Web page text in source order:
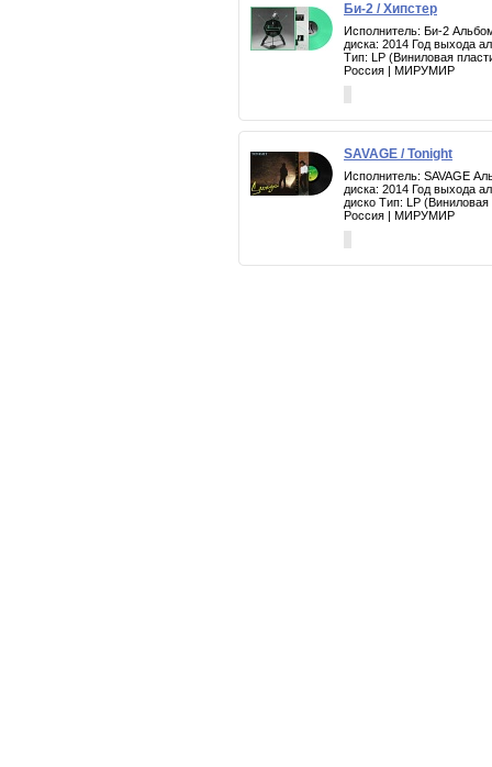
Би-2 / Хипстер
Исполнитель: Би-2
диска: 2014 Год выхода
Тип: LP (Виниловая
Россия | МИРУМИР
SAVAGE / Tonight
Исполнитель: SAVAGE
диска: 2014 Год выхода
диско Тип: LP
Россия | МИРУМИР